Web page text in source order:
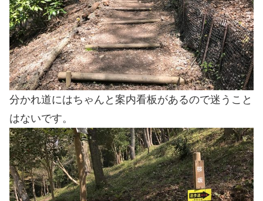
分かれ道にはちゃんと案内看板があるので迷うこと
はないです。